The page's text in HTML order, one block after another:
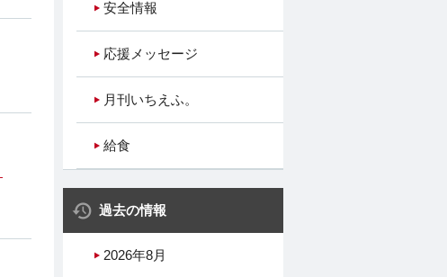
安全情報
応援メッセージ
月刊いちえふ。
給食
過去の情報
2026年8月